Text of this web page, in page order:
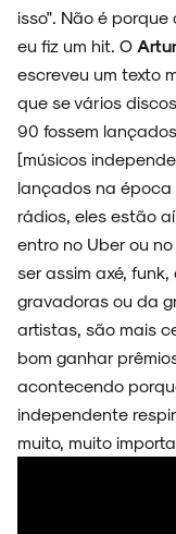
ARQUIVO
ESPECIAIS
isso". Não é
eu fiz um hit. O
escreveu um texto
que se vários
90 fossem
[músicos
lançados na
rádios, eles estão
entro no Uber ou
ser assim axé,
gravadoras ou da
artistas, são mais
bom ganhar
acontecendo
independente
muito, muito